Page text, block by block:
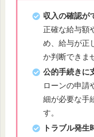
収入の確認が
正確な給与額
め、給与が正
か判断できま
公的手続きに
ローンの申請
細が必要な手
す。
トラブル発生